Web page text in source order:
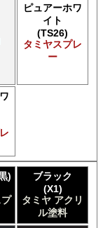
ー
ピュアーホワ
イト
(TS26)
タミヤスプレ
ー
)
ブラック
(X1)
タミヤ アクリ
ル塗料